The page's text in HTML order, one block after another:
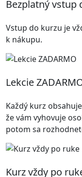
Bezplatný vstup
Vstup do kurzu je
k nákupu.
Lekcie
Každý kurz
že vám vyhovuje
potom sa
Kurz vždy po